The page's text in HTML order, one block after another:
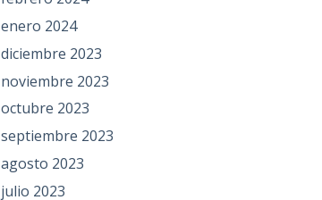
enero 2024
diciembre 2023
noviembre 2023
octubre 2023
septiembre 2023
agosto 2023
julio 2023